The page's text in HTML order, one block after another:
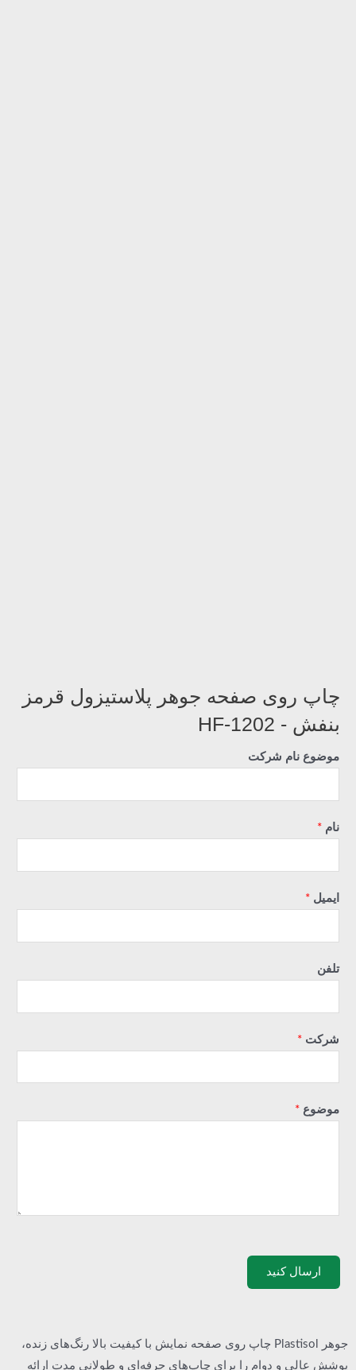
چاپ روی صفحه جوهر پلاستیزول قرمز
بنفش - HF-1202
موضوع نام شرکت
نام *
ایمیل *
تلفن
شرکت *
موضوع *
ارسال کنید
جوهر Plastisol چاپ روی صفحه نمایش با کیفیت بالا رنگ‌های زنده،
پوشش عالی و دوام را برای چاپ‌های حرفه‌ای و طولانی مدت ارائه